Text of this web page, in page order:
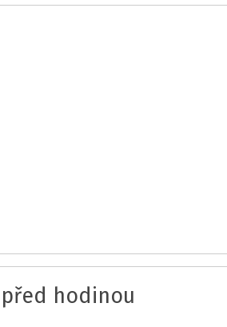
před hodinou